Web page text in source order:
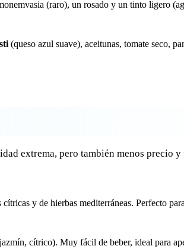
(raro), un rosado y un tinto ligero
(queso azul suave), aceitunas, tomate seco,
extrema, pero también menos precio
y de hierbas mediterráneas. Perfecto
cítrico). Muy fácil de beber, ideal para